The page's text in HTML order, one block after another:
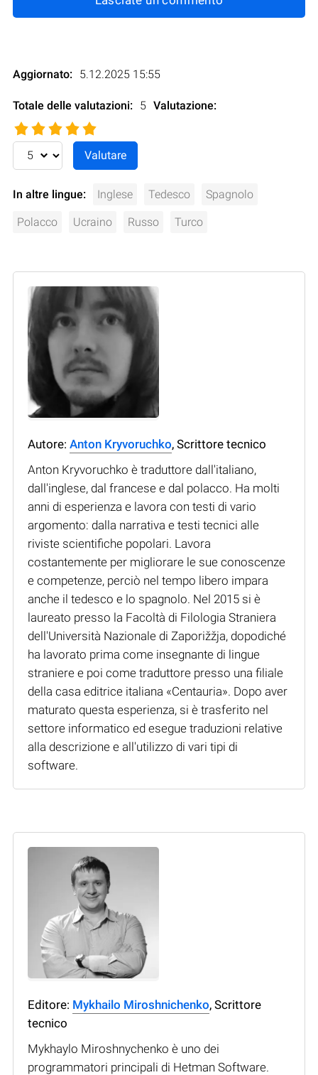
Aggiornato: 5.12.2025 15:55
Totale delle valutazioni: 5 Valutazione:
In altre lingue: Inglese Tedesco Spagnolo
Polacco Ucraino Russo Turco
Autore: Anton Kryvoruchko, Scrittore tecnico
Anton Kryvoruchko è traduttore dall'italiano,
dall'inglese, dal francese e dal polacco. Ha molti
anni di esperienza e lavora con testi di vario
argomento: dalla narrativa e testi tecnici alle
riviste scientifiche popolari. Lavora
costantemente per migliorare le sue conoscenze
e competenze, perciò nel tempo libero impara
anche il tedesco e lo spagnolo. Nel 2015 si è
laureato presso la Facoltà di Filologia Straniera
dell'Università Nazionale di Zaporižžja, dopodiché
ha lavorato prima come insegnante di lingue
straniere e poi come traduttore presso una filiale
della casa editrice italiana «Centauria». Dopo aver
maturato questa esperienza, si è trasferito nel
settore informatico ed esegue traduzioni relative
alla descrizione e all'utilizzo di vari tipi di
software.
Editore: Mykhailo Miroshnichenko, Scrittore
tecnico
Mykhaylo Miroshnychenko è uno dei
programmatori principali di Hetman Software.